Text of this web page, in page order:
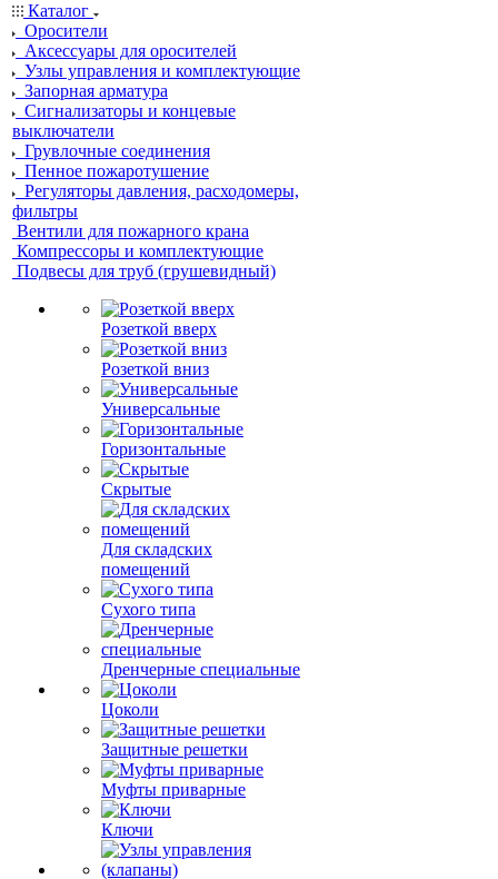
Каталог
Оросители
Аксессуары для оросителей
Узлы управления и комплектующие
Запорная арматура
Сигнализаторы и концевые
выключатели
Грувлочные соединения
Пенное пожаротушение
Регуляторы давления, расходомеры,
фильтры
Вентили для пожарного крана
Компрессоры и комплектующие
Подвесы для труб (грушевидный)
Розеткой вверх
Розеткой вниз
Универсальные
Горизонтальные
Скрытые
Для складских
помещений
Сухого типа
Дренчерные специальные
Цоколи
Защитные решетки
Муфты приварные
Ключи